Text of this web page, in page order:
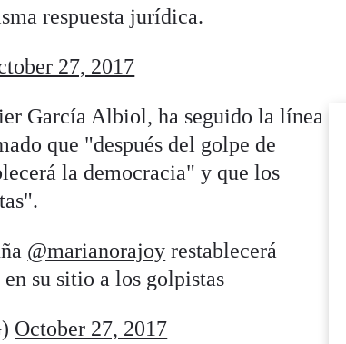
respuesta jurídica.
27, 2017
García Albiol, ha seguido la línea
que "después del golpe de
la democracia" y que los
@marianorajoy restablecerá
su sitio a los golpistas
October 27, 2017